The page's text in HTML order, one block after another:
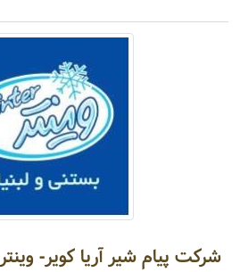
شرکت پیام شیر آریا کویر- وینتر